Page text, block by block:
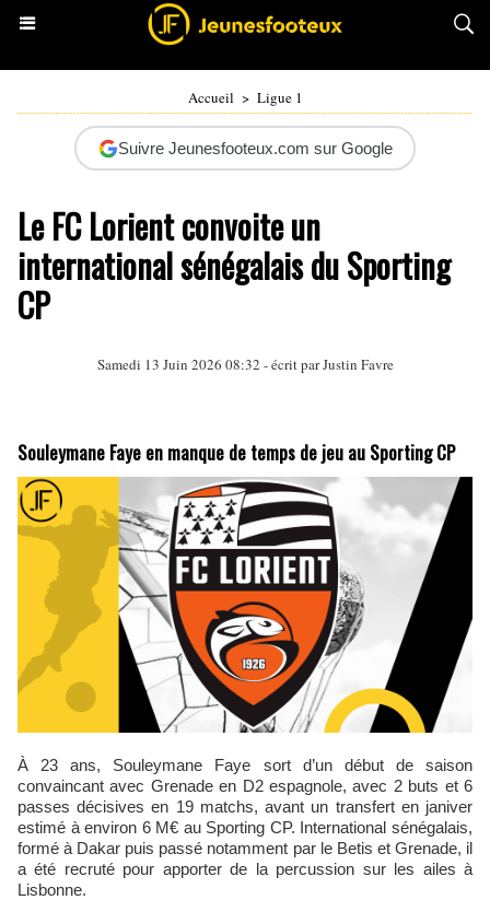
Accueil > Ligue 1
Suivre Jeunesfooteux.com sur Google
Le FC Lorient convoite un
international sénégalais du Sporting
CP
Samedi 13 Juin 2026 08:32 - écrit parJustin Favre
Souleymane Faye en manque de temps de jeu au Sporting CP
À 23 ans, Souleymane Faye sort d’un début de saison
convaincant avec Grenade en D2 espagnole, avec 2 buts et 6
passes décisives en 19 matchs, avant un transfert en janiver
estimé à environ 6 M€ au Sporting CP. International sénégalais,
formé à Dakar puis passé notamment par le Betis et Grenade, il
a été recruté pour apporter de la percussion sur les ailes à
Lisbonne.